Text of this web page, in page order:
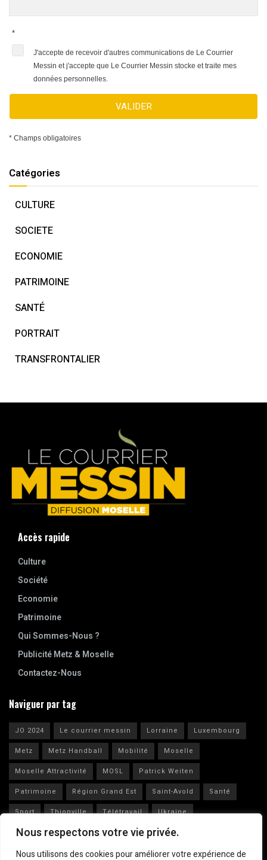
Nous respectons votre vie privée.
Nous utilisons des cookies pour améliorer votre expérience de
*
J'accepte de recevoir d'autres communications de Le Courrier
Messin et j'accepte que Le Courrier Messin stocke et traite mes
données personnelles.
VALIDER
* Champs obligatoires
Catégories
CULTURE
SOCIETE
ECONOMIE
PATRIMOINE
SANTÉ
PORTRAIT
TRANSFRONTALIER
Accès rapide
Culture
Société
Economie
Patrimoine
Qui Sommes-Nous ?
Publicité Metz & Moselle
Contactez-Nous
Naviguer par tag
JO 2024 Le courrier messin Lorraine
Luxembourg
Metz
Metz Handball Mobilité
Moselle
Moselle Attractivité
MOSL
Patrick Weiten
Patrimoine
Région Grand Est Saint-Avold
Santé
Sport
Thionville Télétravail
Ukraine
Vianney Huguenot
Ville de Metz